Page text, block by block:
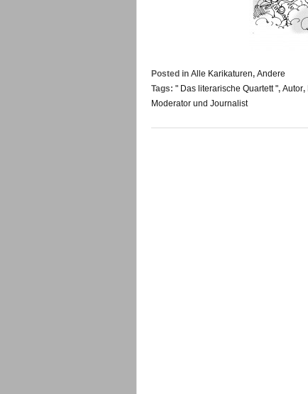
Posted in Alle Karikaturen, Andere
Tags: " Das literarische Quartett ", Autor,
Moderator und Journalist